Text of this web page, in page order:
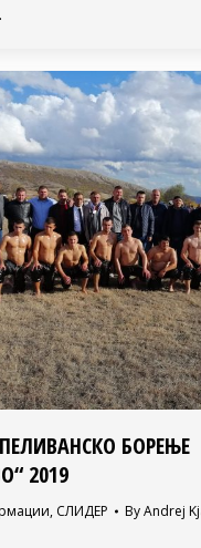
БОРЕЊЕ
2019
, СЛИДЕР ByAndrej